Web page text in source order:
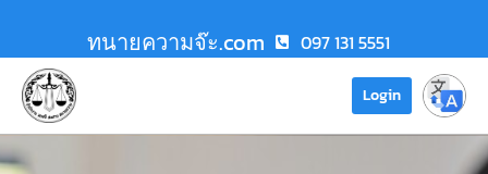
ทนายความจ๊ะ.com 097 131 5551
Login